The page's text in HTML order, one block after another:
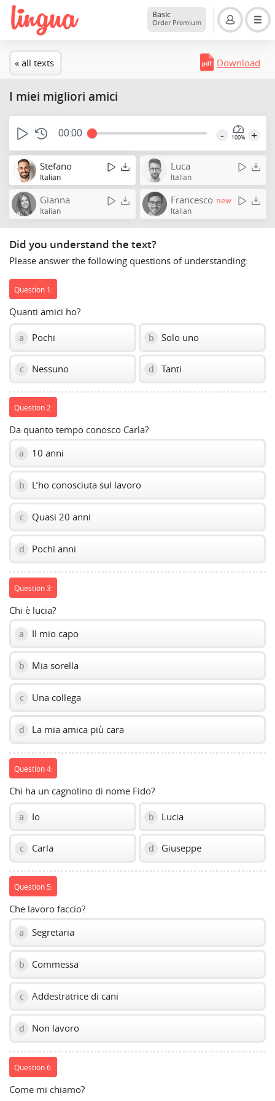
Basic
Order Premium
« all texts Download
I miei migliori amici
00:00 - 100% +
Stefano
Italian
Luca
Italian
Gianna
Italian
Francesco new
Italian
Did you understand the text?
Please answer the following questions of understanding:
Question 1:
Quanti amici ho?
a Pochi b Solo uno
c Nessuno d Tanti
Question 2:
Da quanto tempo conosco Carla?
a 10 anni
b L’ho conosciuta sul lavoro
c Quasi 20 anni
d Pochi anni
Question 3:
Chi è lucia?
a Il mio capo
b Mia sorella
c Una collega
d La mia amica più cara
Question 4:
Chi ha un cagnolino di nome Fido?
a Io b Lucia
c Carla d Giuseppe
Question 5:
Che lavoro faccio?
a Segretaria
b Commessa
c Addestratrice di cani
d Non lavoro
Question 6:
Come mi chiamo?